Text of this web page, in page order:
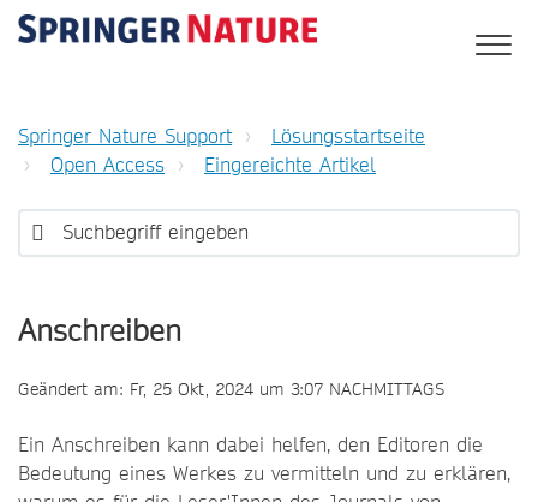
Springer Nature Support
Lösungsstartseite
Open Access
Eingereichte Artikel
Anschreiben
Geändert am: Fr, 25 Okt, 2024 um 3:07 NACHMITTAGS
Ein Anschreiben kann dabei helfen, den Editoren die
Bedeutung eines Werkes zu vermitteln und zu erklären,